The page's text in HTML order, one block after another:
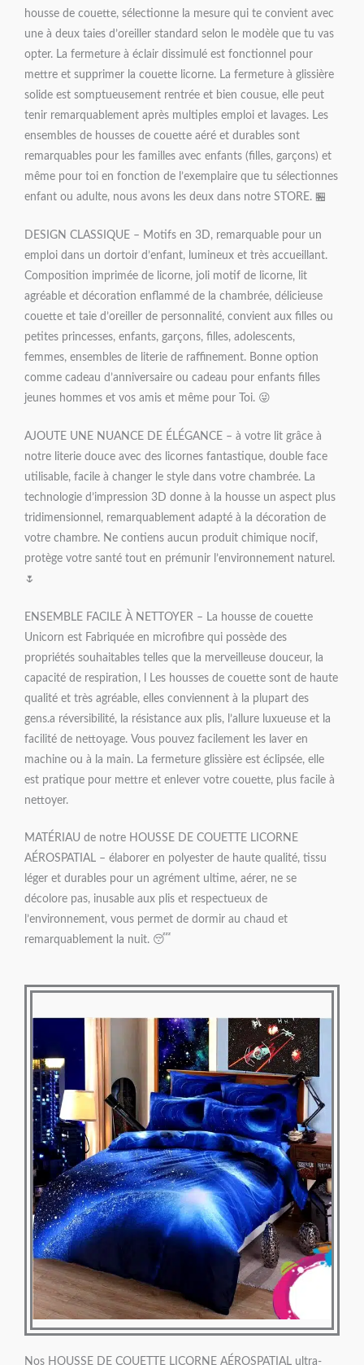
housse de couette, sélectionne la mesure qui te convient avec
une à deux taies d’oreiller standard selon le modèle que tu vas
opter. La fermeture à éclair dissimulé est fonctionnel pour
mettre et supprimer la couette licorne. La fermeture à glissière
solide est somptueusement rentrée et bien cousue, elle peut
tenir remarquablement après multiples emploi et lavages. Les
ensembles de housses de couette aéré et durables sont
remarquables pour les familles avec enfants (filles, garçons) et
même pour toi en fonction de l’exemplaire que tu sélectionnes
enfant ou adulte, nous avons les deux dans notre STORE. 🏪
DESIGN CLASSIQUE – Motifs en 3D, remarquable pour un
emploi dans un dortoir d’enfant, lumineux et très accueillant.
Composition imprimée de licorne, joli motif de licorne, lit
agréable et décoration enflammé de la chambrée, délicieuse
couette et taie d’oreiller de personnalité, convient aux filles ou
petites princesses, enfants, garçons, filles, adolescents,
femmes, ensembles de literie de raffinement. Bonne option
comme cadeau d’anniversaire ou cadeau pour enfants filles
jeunes hommes et vos amis et même pour Toi. 😜
AJOUTE UNE NUANCE DE ÉLÉGANCE – à votre lit grâce à
notre literie douce avec des licornes fantastique, double face
utilisable, facile à changer le style dans votre chambrée. La
technologie d’impression 3D donne à la housse un aspect plus
tridimensionnel, remarquablement adapté à la décoration de
votre chambre. Ne contiens aucun produit chimique nocif,
protège votre santé tout en prémunir l’environnement naturel.
🌷
ENSEMBLE FACILE À NETTOYER – La housse de couette
Unicorn est Fabriquée en microfibre qui possède des
propriétés souhaitables telles que la merveilleuse douceur, la
capacité de respiration, l Les housses de couette sont de haute
qualité et très agréable, elles conviennent à la plupart des
gens.a réversibilité, la résistance aux plis, l’allure luxueuse et la
facilité de nettoyage. Vous pouvez facilement les laver en
machine ou à la main. La fermeture glissière est éclipsée, elle
est pratique pour mettre et enlever votre couette, plus facile à
nettoyer.
MATÉRIAU de notre HOUSSE DE COUETTE LICORNE
AÉROSPATIAL – élaborer en polyester de haute qualité, tissu
léger et durables pour un agrément ultime, aérer, ne se
décolore pas, inusable aux plis et respectueux de
l’environnement, vous permet de dormir au chaud et
remarquablement la nuit. 😴
Nos HOUSSE DE COUETTE LICORNE AÉROSPATIAL ultra-